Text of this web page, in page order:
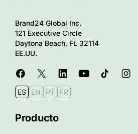
Brand24 Global Inc.
121 Executive Circle
Daytona Beach, FL 32114
EE.UU.
ES EN PT FR
Producto